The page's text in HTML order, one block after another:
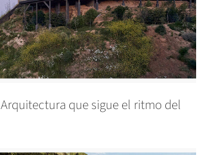
Arquitectura que sigue el ritmo del